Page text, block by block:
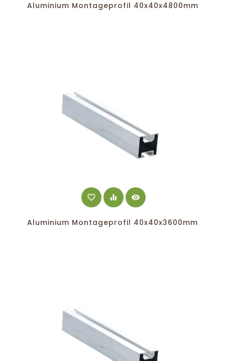
Aluminium Montageprofil 40x40x4800mm
favorite_border equalizer visibility
Aluminium Montageprofil 40x40x3600mm